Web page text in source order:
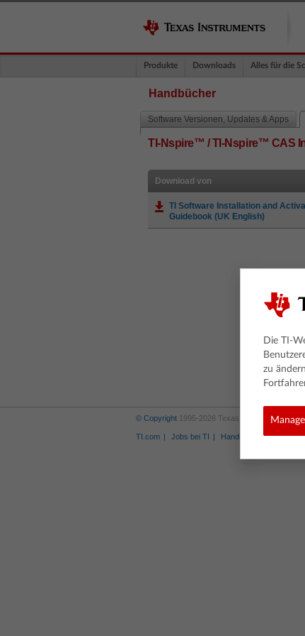
Produkte Downloads Alles für die
Handbücher
Software Versionen, Updates & Apps
TI-Nspire™ / TI-Nspire™ CAS
Download von
TI Software Installation and
Guidebook (UK English)
© Copyright 1995-2026 Texas Instruments
TI.com Jobs bei TI Handelsmarke
Die TI-
zu